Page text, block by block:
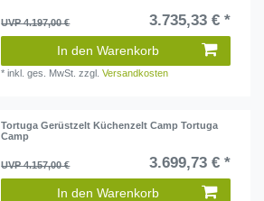
UVP 4.197,00 € 3.735,33 € *
In den Warenkorb
*inkl. ges. MwSt. zzgl.Versandkosten
Tortuga Gerüstzelt Küchenzelt Camp Tortuga
Camp
UVP 4.157,00 € 3.699,73 € *
In den Warenkorb